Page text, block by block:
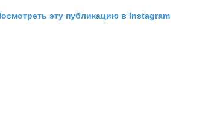
эту публикацию в Instagram